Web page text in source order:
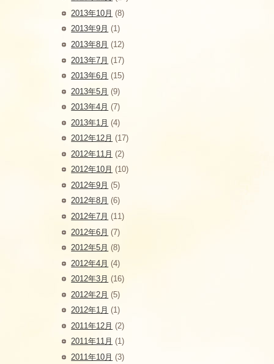
2013年10月 (8)
2013年9月 (1)
2013年8月 (12)
2013年7月 (17)
2013年6月 (15)
2013年5月 (9)
2013年4月 (7)
2013年1月 (4)
2012年12月 (17)
2012年11月 (2)
2012年10月 (10)
2012年9月 (5)
2012年8月 (6)
2012年7月 (11)
2012年6月 (7)
2012年5月 (8)
2012年4月 (4)
2012年3月 (16)
2012年2月 (5)
2012年1月 (1)
2011年12月 (2)
2011年11月 (1)
2011年10月 (3)